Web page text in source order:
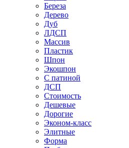
Береза
Дерево
Дуб
ЛДСП
Массив
Пластик
Шпон
Экошпон
С патиной
ДСП
Стоимость
Дешевые
Дорогие
Эконом-класс
Элитные
Форма